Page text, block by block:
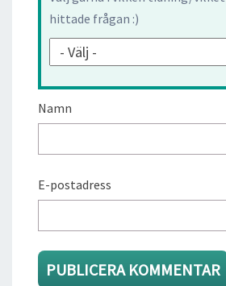
hittade frågan :)
Namn
E-postadress